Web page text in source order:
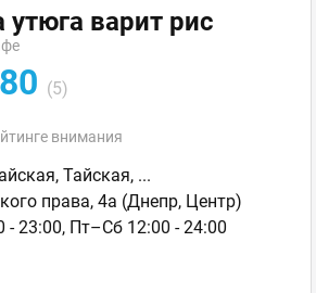
варит рис
(5)
внимания
, Тайская, ...
права, 4а (Днепр, Центр)
- 23:00, Пт–Сб 12:00 - 24:00